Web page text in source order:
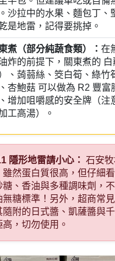
沙拉中的水果、麵包丁、
是地雷，記得要挑掉。
煮（部分純蔬食類）： 在
炸的前提下，關東煮的 白
、蒟蒻絲、筊白筍、綠竹
杏鮑菇 可以做為 R2 豐富
增加咀嚼感的安全牌（注
工高湯）。
隱形地雷請小心： 石安
雖然蛋白質很高，但仔細
糖、香油與多種調味劑，
無糖標準！另外，超商常
隨附的日式醬、凱薩醬與
，切勿使用。